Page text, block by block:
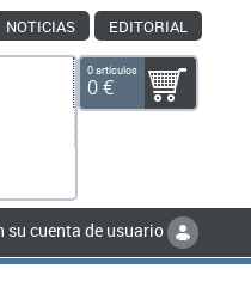
NOTICIAS EDITORIAL
0 artículos
0 €
su cuenta de usuario